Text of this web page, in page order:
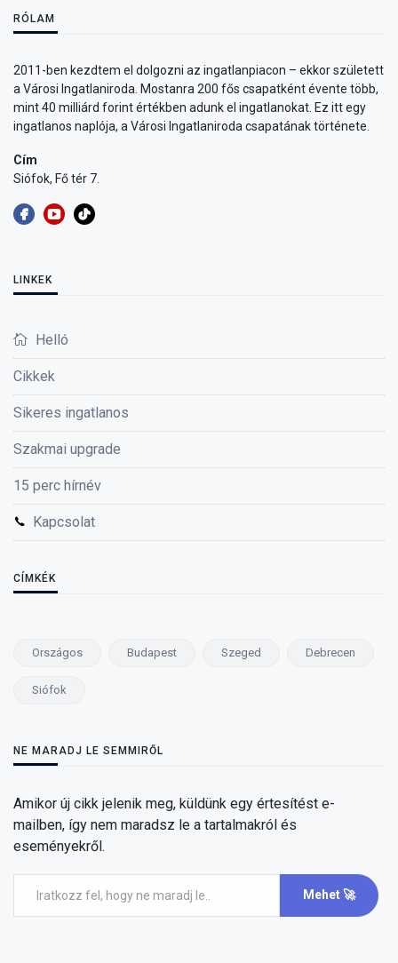
RÓLAM
2011-ben kezdtem el dolgozni az ingatlanpiacon – ekkor született
a Városi Ingatlaniroda. Mostanra 200 fős csapatként évente több,
mint 40 milliárd forint értékben adunk el ingatlanokat. Ez itt egy
ingatlanos naplója, a Városi Ingatlaniroda csapatának története.
Cím
Siófok, Fő tér 7.
LINKEK
Helló
Cikkek
Sikeres ingatlanos
Szakmai upgrade
15 perc hírnév
Kapcsolat
CÍMKÉK
Országos Budapest Szeged Debrecen
Siófok
NE MARADJ LE SEMMIRŐL
Amikor új cikk jelenik meg, küldünk egy értesítést e-
mailben, így nem maradsz le a tartalmakról és
eseményekről.
Mehet 🚀